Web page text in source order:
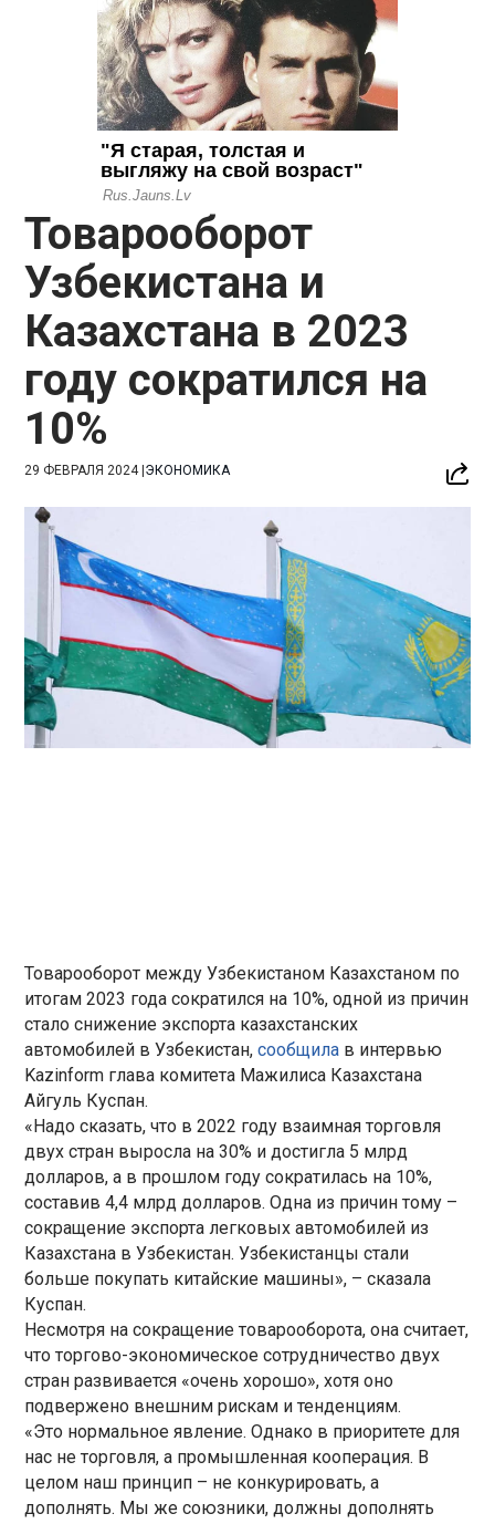
Товарооборот
Узбекистана и
Казахстана в 2023
году сократился на
10%
29 ФЕВРАЛЯ 2024|ЭКОНОМИКА
Товарооборот между Узбекистаном Казахстаном по
итогам 2023 года сократился на 10%, одной из причин
стало снижение экспорта казахстанских
автомобилей в Узбекистан,сообщила в интервью
Kazinform глава комитета Мажилиса Казахстана
Айгуль Куспан.
«Надо сказать, что в 2022 году взаимная торговля
двух стран выросла на 30% и достигла 5 млрд
долларов, а в прошлом году сократилась на 10%,
составив 4,4 млрд долларов. Одна из причин тому –
сокращение экспорта легковых автомобилей из
Казахстана в Узбекистан. Узбекистанцы стали
больше покупать китайские машины», – сказала
Куспан.
Несмотря на сокращение товарооборота, она считает,
что торгово-экономическое сотрудничество двух
стран развивается «очень хорошо», хотя оно
подвержено внешним рискам и тенденциям.
«Это нормальное явление. Однако в приоритете для
нас не торговля, а промышленная кооперация. В
целом наш принцип – не конкурировать, а
дополнять. Мы же союзники, должны дополнять